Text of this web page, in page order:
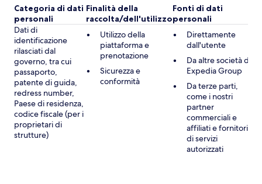
Categoria di dati
personali
Finalità della
raccolta/dell'utilizzo
Fonti di dati
personali
Dati di
identificazione
rilasciati dal
governo, tra cui
passaporto,
patente di guida,
redress number,
Paese di residenza,
codice fiscale (per i
proprietari di
strutture)
Utilizzo della
piattaforma e
prenotazione
Sicurezza e
conformità
Direttamente
dall'utente
Da altre società di
Expedia Group
Da terze parti,
come i nostri
partner
commerciali e
affiliati e fornitori
di servizi
autorizzati